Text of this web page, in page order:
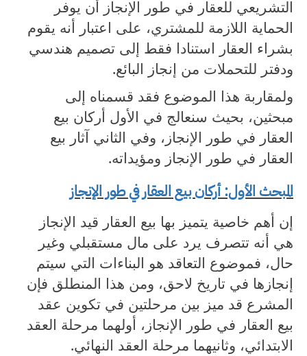
التشريعي للعقار في طور الإنجاز أن يوفر
الحماية اللازمة للمشتري، على اعتبار أنه يقوم
بشراء العقار استنادا فقط إلى تصميم هندسي
ودفتر للتحملات من إنجاز البائع.
ولمقاربة هذا الموضوع فقد قسمناه إلى
مبحثين، بحيث سنعالج في الأول أركان بيع
العقار في طور الإنجاز، وفي الثاني آثار بيع
العقار في طور الإنجاز ومؤيداته.
المبحث الأول: أركان بيع العقار في طور الإنجاز
إن أهم خاصية يتميز بها بيع العقار قيد الإنجاز
هي أنه تتصرف يرد على مال مستقبلي وغير
حال، فموضوع التعاقد هو البناءات التي سيتم
إنجازها في تاريخ لاحق، ومن هذا المنطلق فإن
المشرع قد ميز بين مرحلتين في تكوين عقد
بيع العقار في طور الإنجاز، أولهما مرحلة العقد
الابتدائي، وثانيهما مرحلة العقد النهائي.